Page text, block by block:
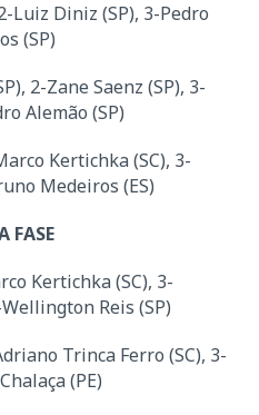
Luiz Diniz (SP), 3-Pedro
(SP)
2-Zane Saenz (SP), 3-
Alemão (SP)
Kertichka (SC), 3-
Medeiros (ES)
FASE
Kertichka (SC), 3-
Reis (SP)
Trinca Ferro (SC), 3-
(PE)